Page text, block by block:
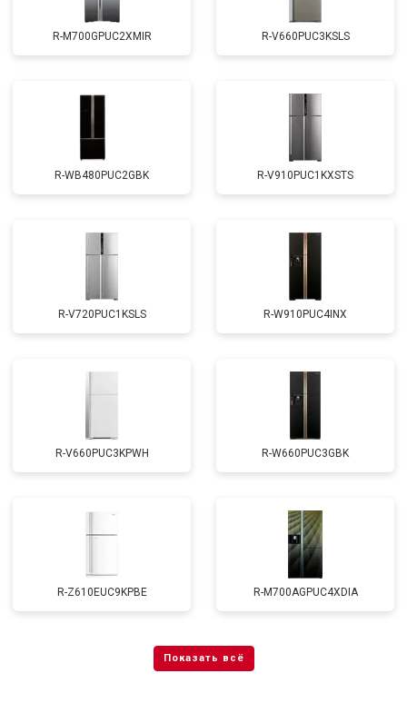
R-M700GPUC2XMIR R-V660PUC3KSLS
R-WB480PUC2GBK R-V910PUC1KXSTS
R-V720PUC1KSLS R-W910PUC4INX
R-V660PUC3KPWH R-W660PUC3GBK
R-Z610EUC9KPBE R-M700AGPUC4XDIA